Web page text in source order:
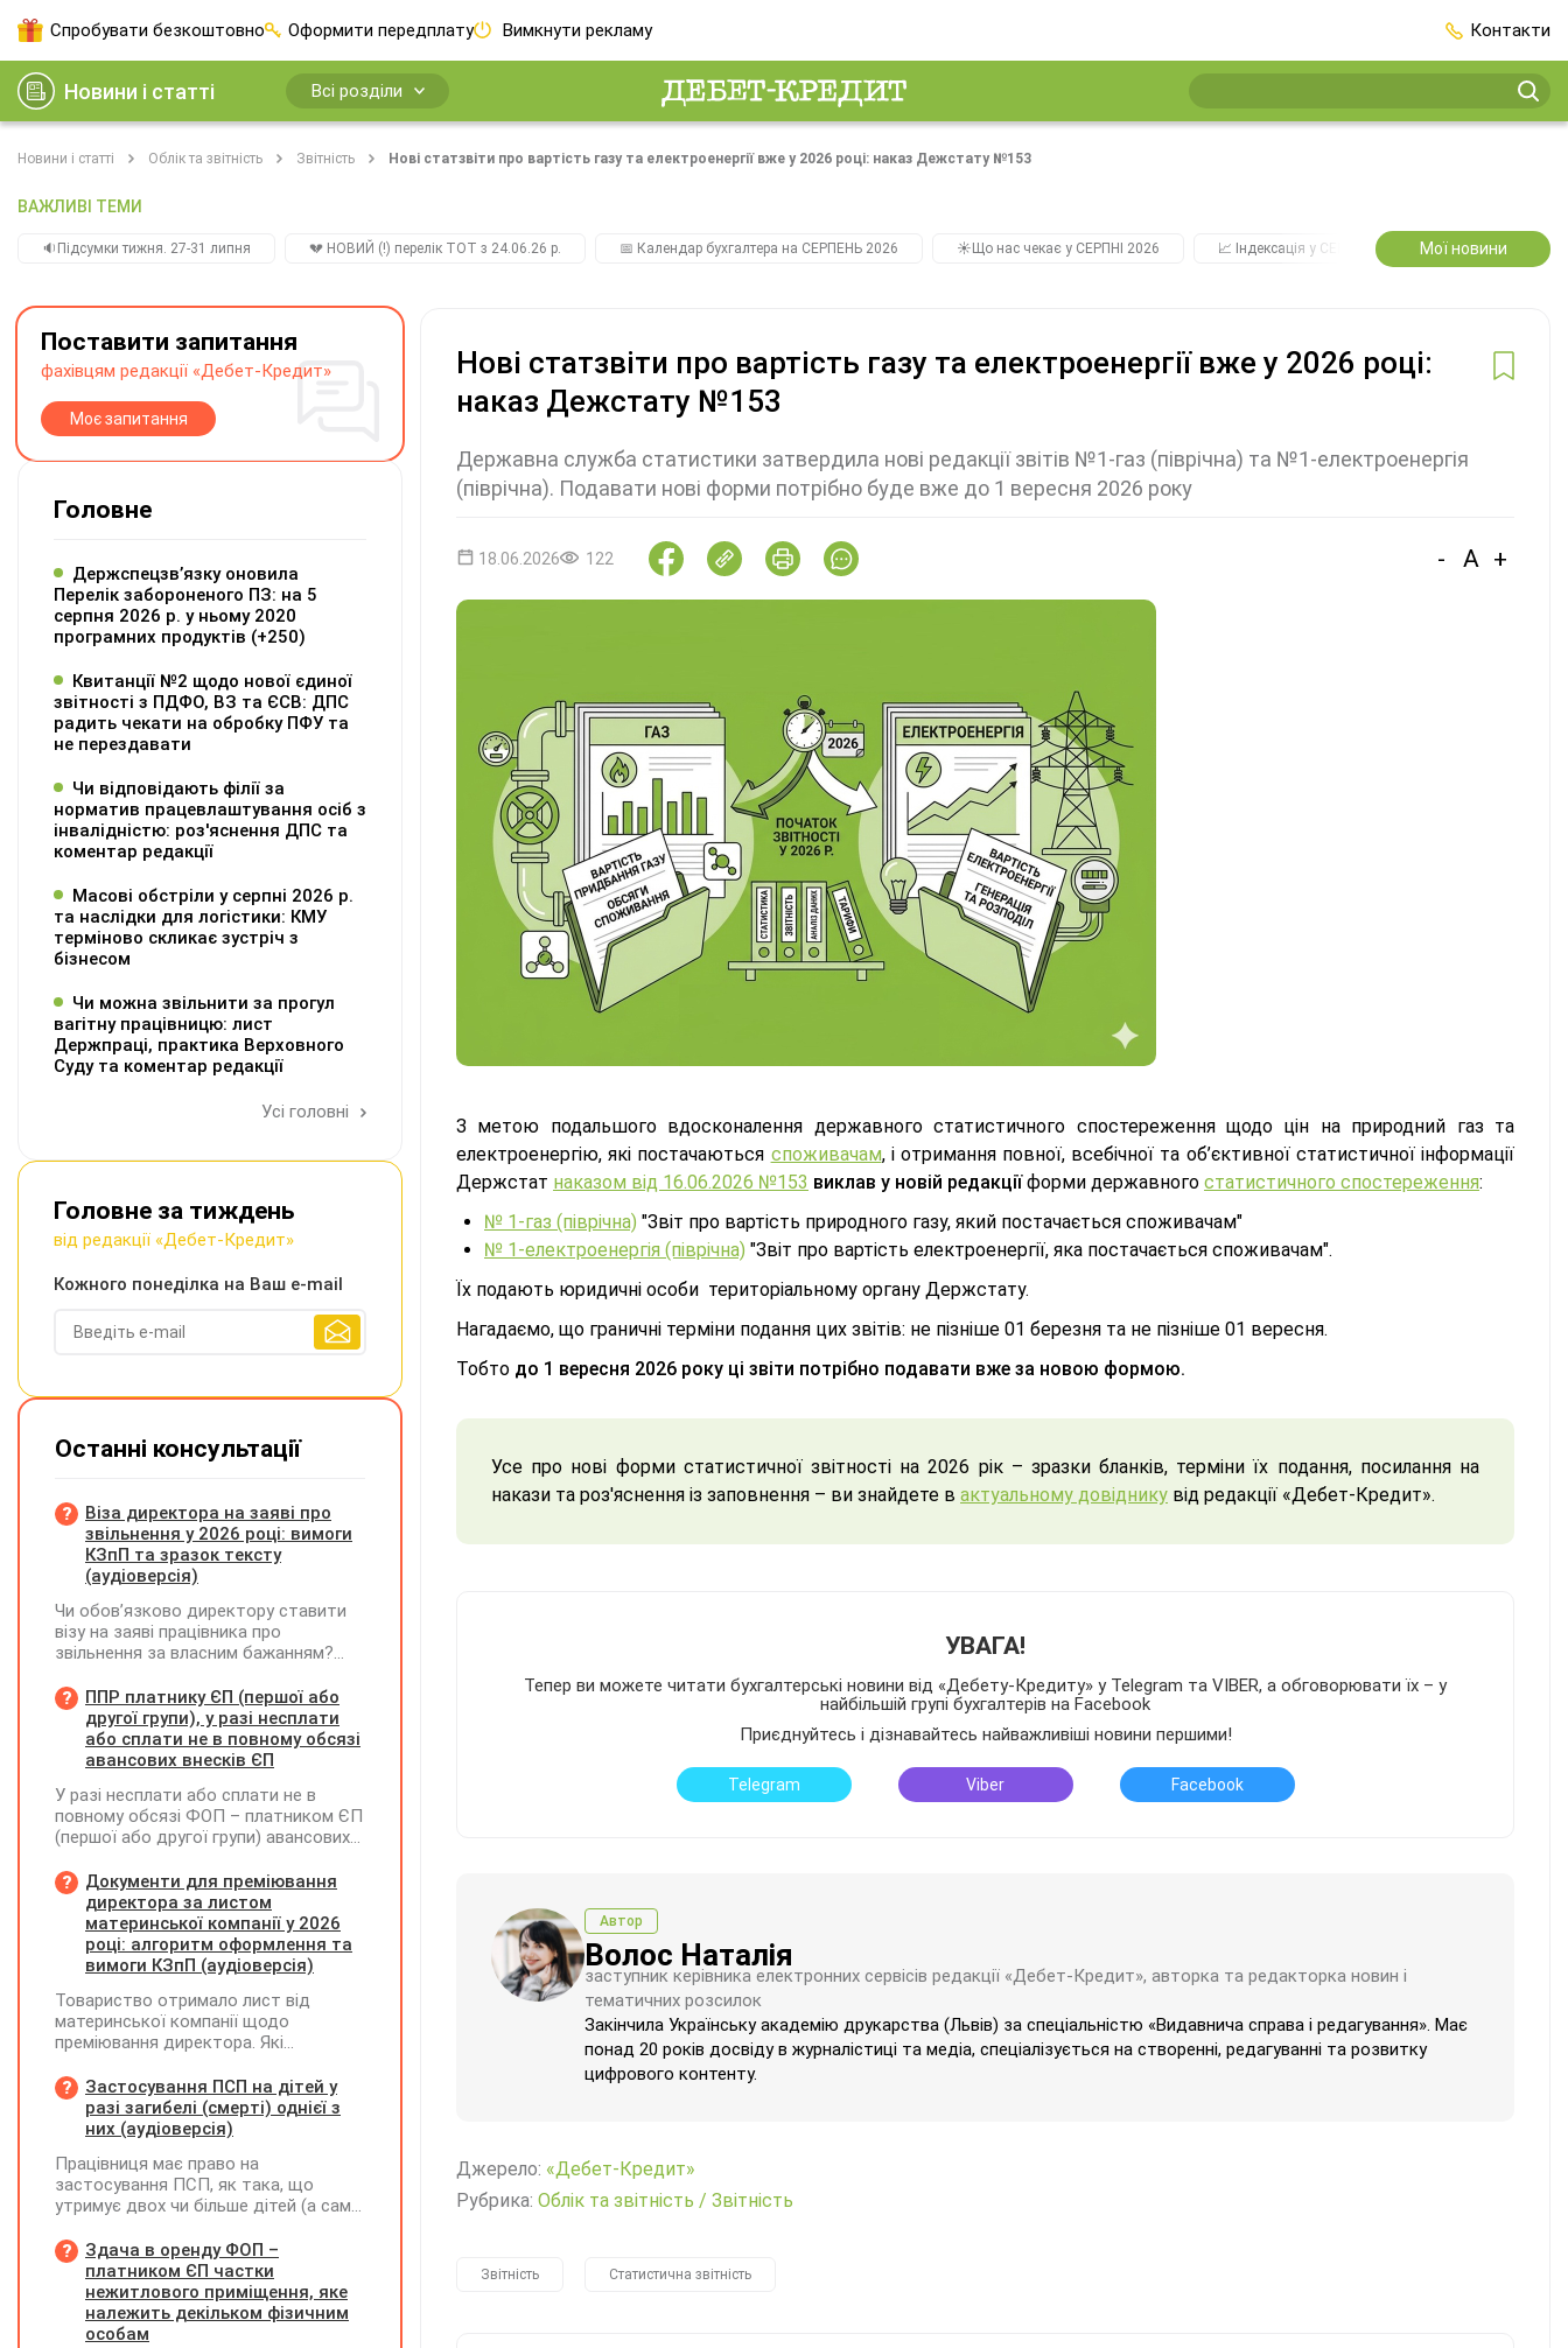
Спробувати безкоштовно Оформити передплату Вимкнути рекламу Контакти
Новини і статті Всі розділи
Новини і статті Облік та звітність Звітність Нові статзвіти про вартість газу та електроенергії вже у 2026 році: наказ Дежстату №153
ВАЖЛИВІ ТЕМИ
🔉Підсумки тижня. 27-31 липня 💔 НОВИЙ (!) перелік ТОТ з 24.06.26 р. 📅 Календар бухгалтера на СЕРПЕНЬ 2026 ☀️Що нас чекає у СЕРПНІ 2026 📈 Індексація у СЕРПНІ 2️⃣0️⃣2️⃣7️⃣ Усі
Мої новини
Нові статзвіти про вартість газу та електроенергії вже у 2026 році:
наказ Дежстату №153
Державна служба статистики затвердила нові редакції звітів №1-газ (піврічна) та №1-електроенергія
(піврічна). Подавати нові форми потрібно буде вже до 1 вересня 2026 року
18.06.2026 122 - A +
З метою подальшого вдосконалення державного статистичного спостереження щодо цін на природний газ та
електроенергію, які постачаються споживачам, і отримання повної, всебічної та об’єктивної статистичної інформації
Держстат наказом від 16.06.2026 №153 виклав у новій редакціїформи державного статистичного спостереження:
№ 1-газ (піврічна) "Звіт про вартість природного газу, який постачається споживачам"
№ 1-електроенергія (піврічна) "Звіт про вартість електроенергії, яка постачається споживачам".
Їх подають юридичні особи територіальному органу Держстату.
Нагадаємо, що граничні терміни подання цих звітів: не пізніше 01 березня та не пізніше 01 вересня.
Тобто до 1 вересня 2026 року ці звіти потрібно подавати вже за новою формою.
Усе про нові форми статистичної звітності на 2026 рік – зразки бланків, терміни їх подання, посилання на
накази та роз'яснення із заповнення – ви знайдете в актуальному довіднику від редакції «Дебет-Кредит».
УВАГА!
Тепер ви можете читати бухгалтерські новини від «Дебету-Кредиту» у Telegram та VIBER, а обговорювати їх – у
найбільшій групі бухгалтерів на Facebook
Приєднуйтесь і дізнавайтесь найважливіші новини першими!
Telegram Viber Facebook
Автор
Волос Наталія
заступник керівника електронних сервісів редакції «Дебет-Кредит», авторка та редакторка новин і
тематичних розсилок
Закінчила Українську академію друкарства (Львів) за спеціальністю «Видавнича справа і редагування». Має
понад 20 років досвіду в журналістиці та медіа, спеціалізується на створенні, редагуванні та розвитку
цифрового контенту.
Джерело: «Дебет-Кредит»
Рубрика: Облік та звітність / Звітність
Звітність Статистична звітність
Поставити запитання
фахівцям редакції «Дебет-Кредит»
Моє запитання
Головне
Держспецзв’язку оновила
Перелік забороненого ПЗ: на 5
серпня 2026 р. у ньому 2020
програмних продуктів (+250)
Квитанції №2 щодо нової єдиної
звітності з ПДФО, ВЗ та ЄСВ: ДПС
радить чекати на обробку ПФУ та
не перездавати
Чи відповідають філії за
норматив працевлаштування осіб з
інвалідністю: роз'яснення ДПС та
коментар редакції
Масові обстріли у серпні 2026 р.
та наслідки для логістики: КМУ
терміново скликає зустріч з
бізнесом
Чи можна звільнити за прогул
вагітну працівницю: лист
Держпраці, практика Верховного
Суду та коментар редакції
Усі головні
Головне за тиждень
від редакції «Дебет-Кредит»
Кожного понеділка на Ваш e-mail
Останні консультації
Віза директора на заяві про
звільнення у 2026 році: вимоги
КЗпП та зразок тексту
(аудіоверсія)
Чи обов’язково директору ставити
візу на заяві працівника про
звільнення за власним бажанням?
згідно з нормами КЗпП?
ППР платнику ЄП (першої або
другої групи), у разі несплати
або сплати не в повному обсязі
авансових внесків ЄП
У разі несплати або сплати не в
повному обсязі ФОП – платником ЄП
(першої або другої групи) авансових
результатами акта перевірки щодо
таких виявлених порушень
визначається сума штрафу та
складається ППР за формою «Ш»
Документи для преміювання
директора за листом
материнської компанії у 2026
році: алгоритм оформлення та
вимоги КЗпП (аудіоверсія)
Товариство отримало лист від
материнської компанії щодо
преміювання директора. Які
належного оформлення такої премії?
Застосування ПСП на дітей у
разі загибелі (смерті) однієї з
них (аудіоверсія)
Працівниця має право на
застосування ПСП, як така, що
утримує двох чи більше дітей (а саме
одна дитина загинула. Як надалі
правильно застосовувати ПСП?
Працівниця має подати нову заяву на
застосування ПСП?
Здача в оренду ФОП –
платником ЄП частки
нежитлового приміщення, яке
належить декільком фізичним
особам